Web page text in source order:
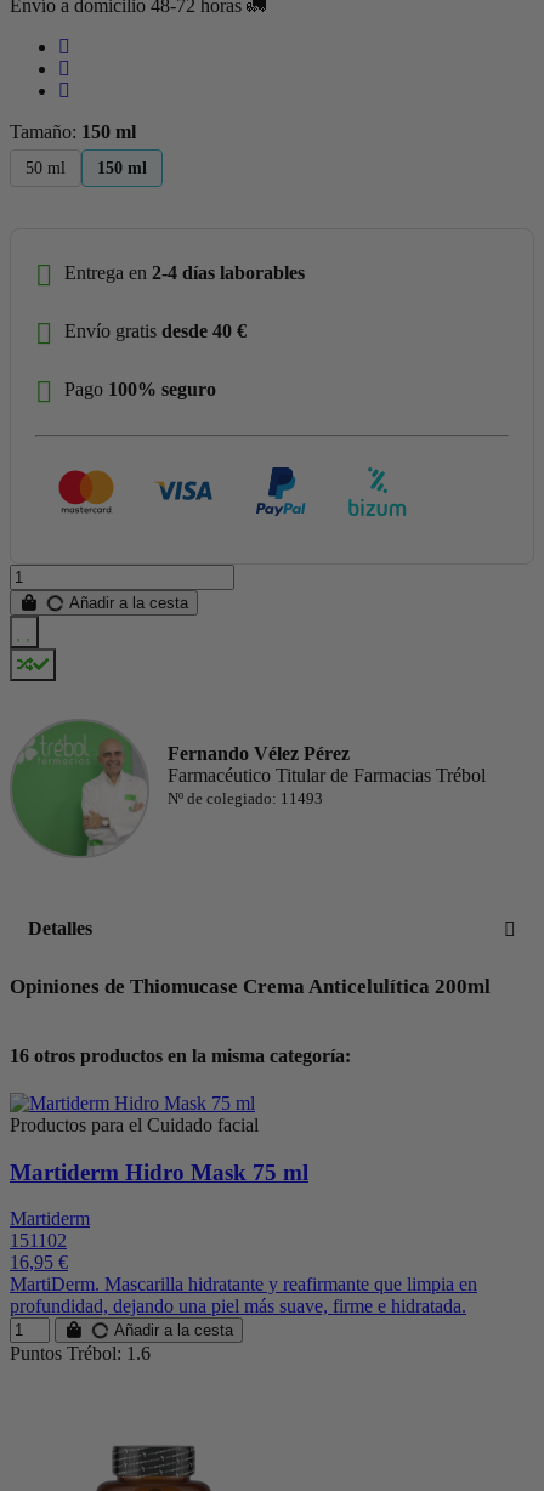
Envío a domicilio 48-72 horas 🚛
Tamaño: 150 ml
50 ml 150 ml
Entrega en 2-4 días laborables
Envío gratis desde 40 €
Pago 100% seguro
Añadir a la cesta
Fernando Vélez Pérez
Farmacéutico Titular de Farmacias Trébol
Nº de colegiado: 11493
Detalles
Opiniones de Thiomucase Crema Anticelulítica 200ml
16 otros productos en la misma categoría:
Productos para el Cuidado facial
Martiderm Hidro Mask 75 ml
Martiderm
151102
16,95 €
MartiDerm. Mascarilla hidratante y reafirmante que limpia en
profundidad, dejando una piel más suave, firme e hidratada.
Añadir a la cesta
Puntos Trébol: 1.6